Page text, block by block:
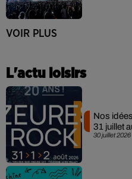
VOIR PLUS
L'actu loisirs
30 juillet 2026
Nos
31 juillet